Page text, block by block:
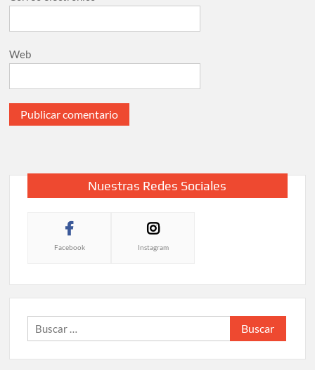
Web
Nuestras Redes Sociales
Facebook Instagram